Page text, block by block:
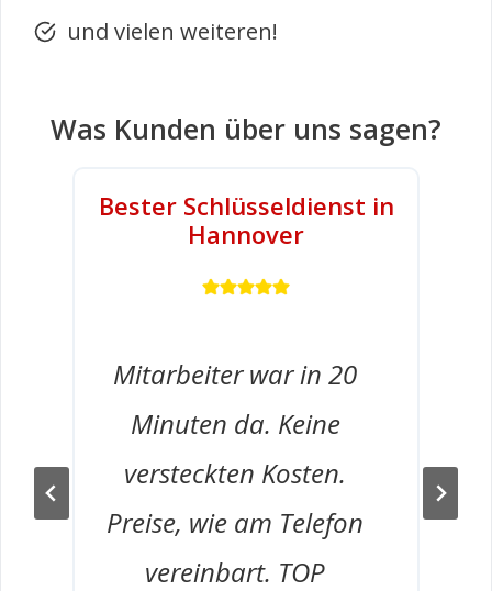
und vielen weiteren!
Was Kunden über uns sagen?
Bester Schlüsseldienst in
Hannover
Mitarbeiter war in 20
Minuten da. Keine
versteckten Kosten.
Preise, wie am Telefon
vereinbart. TOP